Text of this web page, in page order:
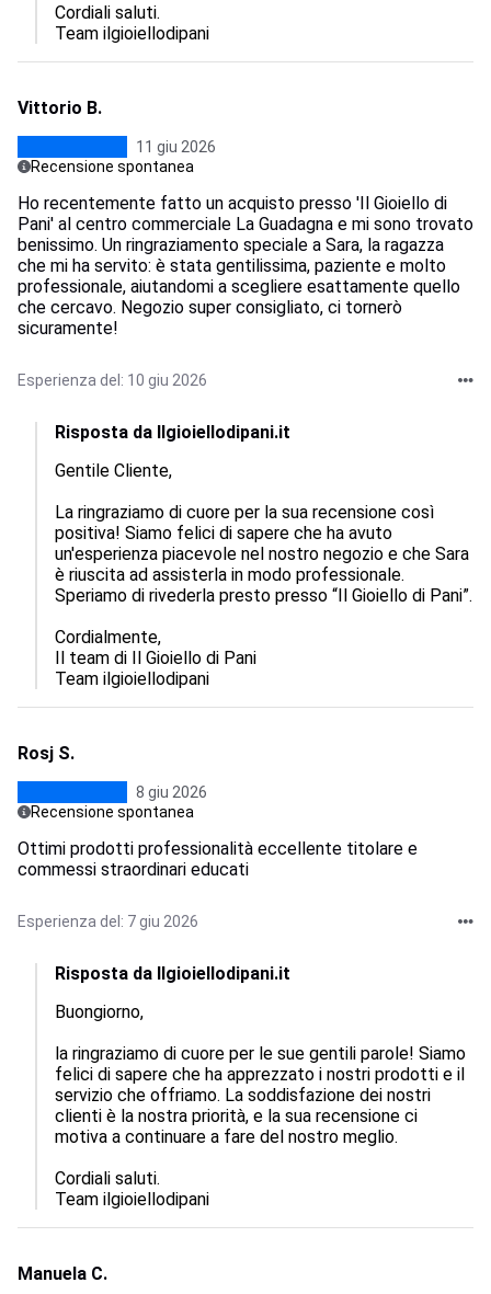
Cordiali saluti.
Team ilgioiellodipani
Vittorio B.
11 giu 2026
Recensione spontanea
Ho recentemente fatto un acquisto presso 'Il Gioiello di
Pani' al centro commerciale La Guadagna e mi sono trovato
benissimo. Un ringraziamento speciale a Sara, la ragazza
che mi ha servito: è stata gentilissima, paziente e molto
professionale, aiutandomi a scegliere esattamente quello
che cercavo. Negozio super consigliato, ci tornerò
sicuramente!
Esperienza del: 10 giu 2026
Risposta da Ilgioiellodipani.it
Gentile Cliente,
La ringraziamo di cuore per la sua recensione così
positiva! Siamo felici di sapere che ha avuto
un'esperienza piacevole nel nostro negozio e che Sara
è riuscita ad assisterla in modo professionale.
Speriamo di rivederla presto presso “Il Gioiello di Pani”.
Cordialmente,
Il team di Il Gioiello di Pani
Team ilgioiellodipani
Rosj S.
8 giu 2026
Recensione spontanea
Ottimi prodotti professionalità eccellente titolare e
commessi straordinari educati
Esperienza del: 7 giu 2026
Risposta da Ilgioiellodipani.it
Buongiorno,
la ringraziamo di cuore per le sue gentili parole! Siamo
felici di sapere che ha apprezzato i nostri prodotti e il
servizio che offriamo. La soddisfazione dei nostri
clienti è la nostra priorità, e la sua recensione ci
motiva a continuare a fare del nostro meglio.
Cordiali saluti.
Team ilgioiellodipani
Manuela C.